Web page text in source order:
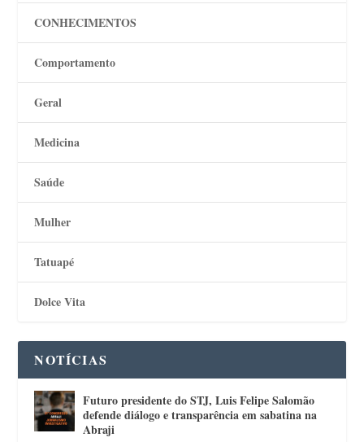
CONHECIMENTOS
Comportamento
Geral
Medicina
Saúde
Mulher
Tatuapé
Dolce Vita
NOTÍCIAS
Futuro presidente do STJ, Luis Felipe Salomão
defende diálogo e transparência em sabatina na
Abraji